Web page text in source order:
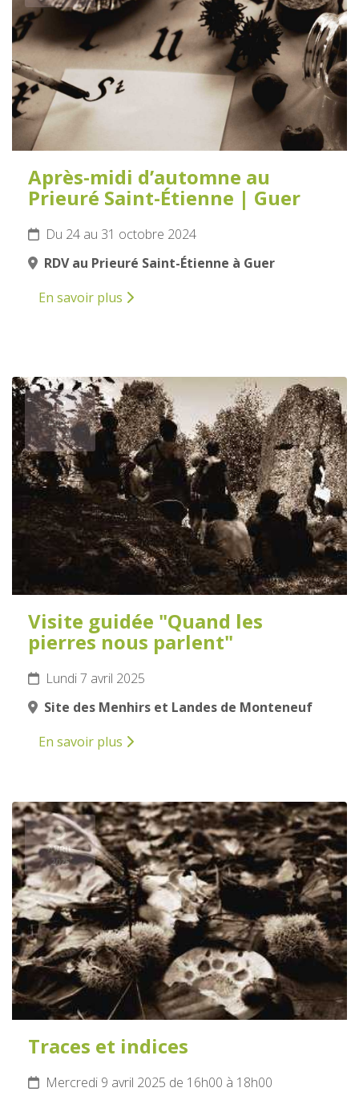
Après-midi d’automne au
Prieuré Saint-Étienne | Guer
Du 24 au 31 octobre 2024
RDV au Prieuré Saint-Étienne à Guer
En savoir plus
7
AVRIL
2025
Visite guidée "Quand les
pierres nous parlent"
Lundi 7 avril 2025
Site des Menhirs et Landes de Monteneuf
En savoir plus
9
AVRIL
2025
Traces et indices
Mercredi 9 avril 2025 de 16h00 à 18h00